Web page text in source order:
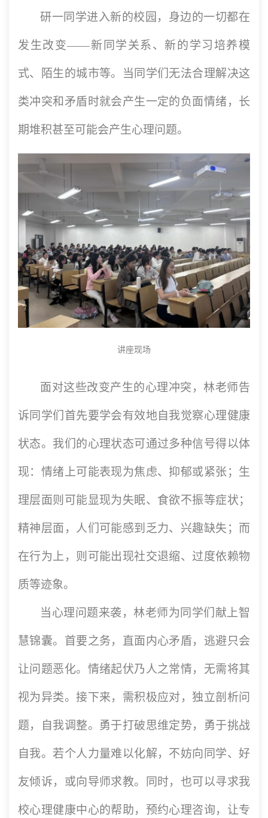
研一同学进入新的校园，身边的一切都在
发生改变——新同学关系、新的学习培养模
式、陌生的城市等。当同学们无法合理解决这
类冲突和矛盾时就会产生一定的负面情绪，长
期堆积甚至可能会产生心理问题。
讲座现场
面对这些改变产生的心理冲突，林老师告
诉同学们首先要学会有效地自我觉察心理健康
状态。我们的心理状态可通过多种信号得以体
现：情绪上可能表现为焦虑、抑郁或紧张；生
理层面则可能显现为失眠、食欲不振等症状；
精神层面，人们可能感到乏力、兴趣缺失；而
在行为上，则可能出现社交退缩、过度依赖物
质等迹象。
当心理问题来袭，林老师为同学们献上智
慧锦囊。首要之务，直面内心矛盾，逃避只会
让问题恶化。情绪起伏乃人之常情，无需将其
视为异类。接下来，需积极应对，独立剖析问
题，自我调整。勇于打破思维定势，勇于挑战
自我。若个人力量难以化解，不妨向同学、好
友倾诉，或向导师求教。同时，也可以寻求我
校心理健康中心的帮助，预约心理咨询，让专